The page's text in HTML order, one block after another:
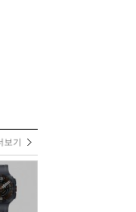
보기